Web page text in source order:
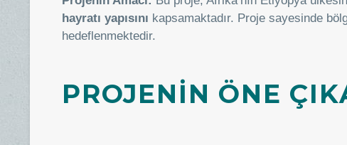
hayratı yapısını kapsamaktadır. Proje sayesinde
hedeflenmektedir.
PROJENİN ÖNE